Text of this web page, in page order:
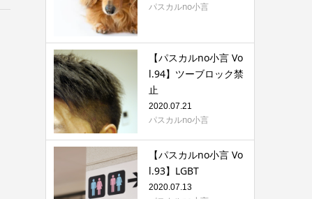
パスカルno小言
【パスカルno小言 Vo
l.94】ツーブロック禁
止
2020.07.21
パスカルno小言
【パスカルno小言 Vo
l.93】LGBT
2020.07.13